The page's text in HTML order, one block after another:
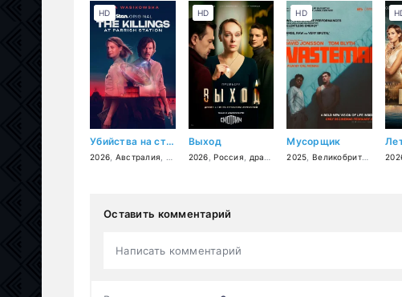
Убийства на станции Пэрриш
2026 Австралия драма,детектив
HD
Выход
2026 ,Россия драма детектив
HD
Мусорщик
2025 Великобритания ,
HD
Оставить комментарий
Написать комментарий